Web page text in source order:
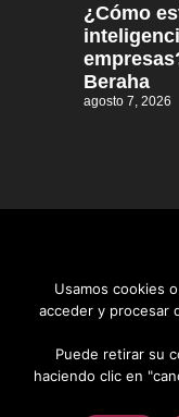
¿Cómo
Beraha
agosto 7, 2026
Usamos cookies
acceder y procesar
Puede retirar su
haciendo clic en